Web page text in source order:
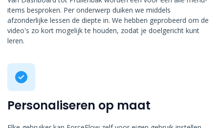
items besproken. Per onderwerp duiken we middels
afzonderlijke lessen de diepte in. We hebben geprobeerd om de
video's zo kort mogelijk te houden, zodat je doelgericht kunt
leren.
Personaliseren op maat